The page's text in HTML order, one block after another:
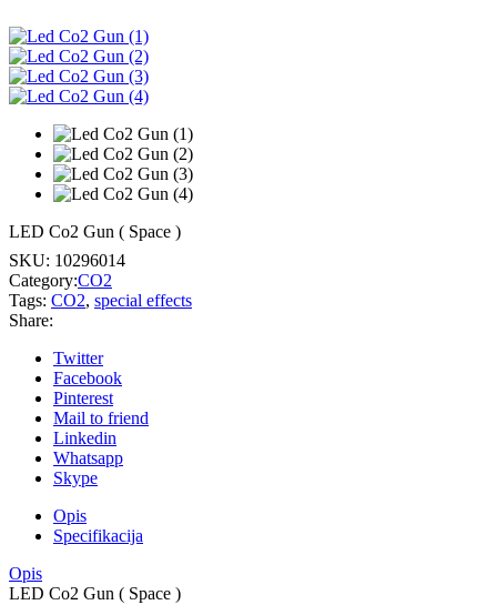
LED Co2 Gun ( Space )
SKU: 10296014
Category:CO2
Tags: CO2, special effects
Share:
Twitter
Facebook
Pinterest
Mail to friend
Linkedin
Whatsapp
Skype
Opis
Specifikacija
Opis
LED Co2 Gun ( Space )